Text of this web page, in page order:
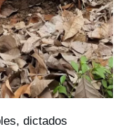
dictados